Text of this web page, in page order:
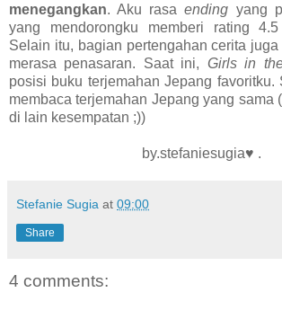
menegangkan. Aku rasaending yang
yang mendorongku memberi rating
Selain itu, bagian pertengahan cerita juga
merasa penasaran. Saat ini, Girls in
posisi buku terjemahan Jepang favoritku.
membaca terjemahan Jepang yang sama
di lain kesempatan ;))
by.stefaniesugia♥ .
Stefanie Sugia at 09:00
Share
4 comments: